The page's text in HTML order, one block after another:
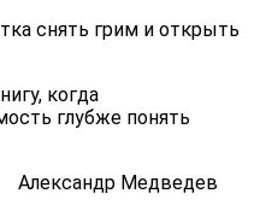
снять грим и открыть
когда
глубже понять
Александр Медведев